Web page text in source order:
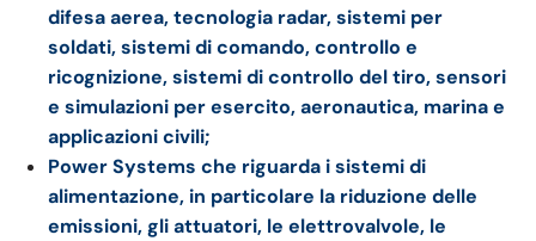
difesa aerea, tecnologia radar, sistemi per
soldati, sistemi di comando, controllo e
ricognizione, sistemi di controllo del tiro, sensori
e simulazioni per esercito, aeronautica, marina e
applicazioni civili;
Power Systems che riguarda i sistemi di
alimentazione, in particolare la riduzione delle
emissioni, gli attuatori, le elettrovalvole, le